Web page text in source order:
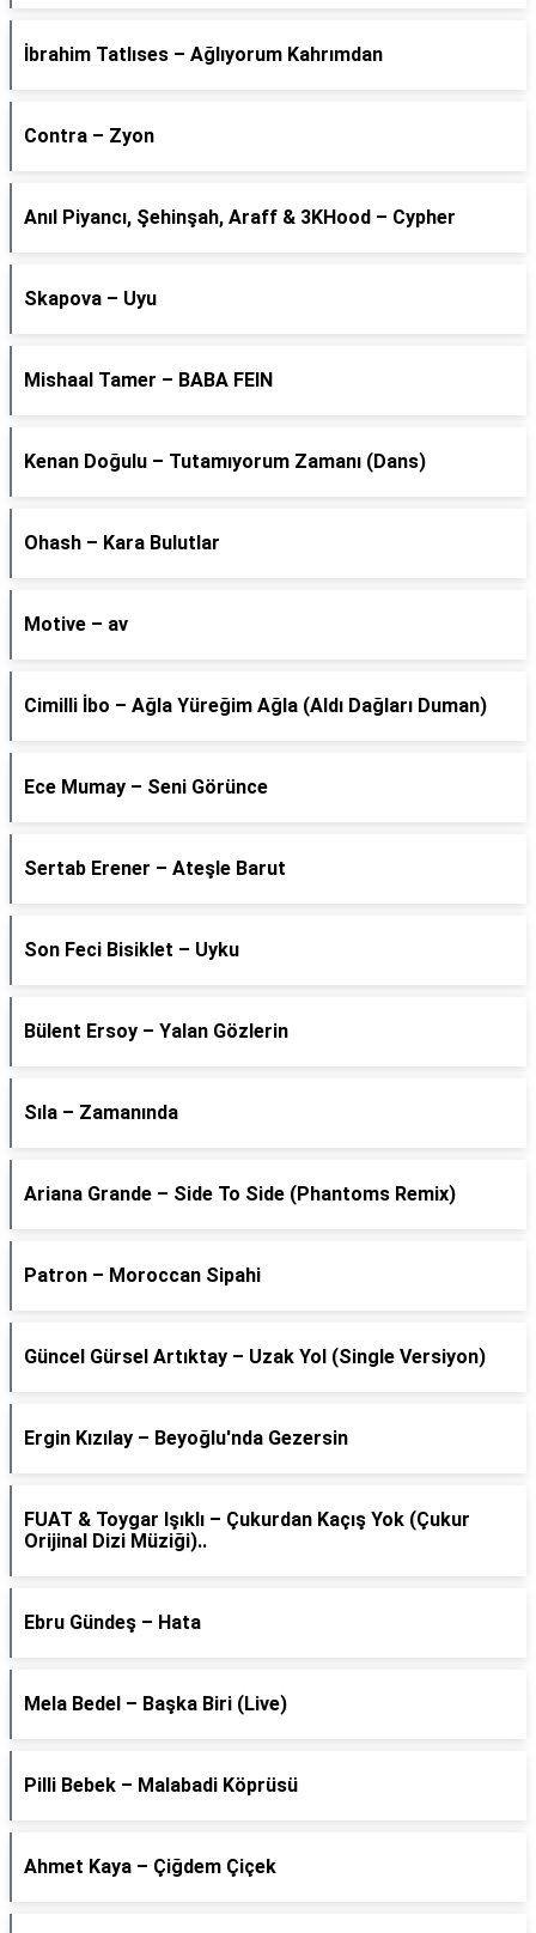
İbrahim Tatlıses – Ağlıyorum Kahrımdan
Contra – Zyon
Anıl Piyancı, Şehinşah, Araff & 3KHood – Cypher
Skapova – Uyu
Mishaal Tamer – BABA FEIN
Kenan Doğulu – Tutamıyorum Zamanı (Dans)
Ohash – Kara Bulutlar
Motive – av
Cimilli İbo – Ağla Yüreğim Ağla (Aldı Dağları Duman)
Ece Mumay – Seni Görünce
Sertab Erener – Ateşle Barut
Son Feci Bisiklet – Uyku
Bülent Ersoy – Yalan Gözlerin
Sıla – Zamanında
Ariana Grande – Side To Side (Phantoms Remix)
Patron – Moroccan Sipahi
Güncel Gürsel Artıktay – Uzak Yol (Single Versiyon)
Ergin Kızılay – Beyoğlu'nda Gezersin
FUAT & Toygar Işıklı – Çukurdan Kaçış Yok (Çukur
Orijinal Dizi Müziği)..
Ebru Gündeş – Hata
Mela Bedel – Başka Biri (Live)
Pilli Bebek – Malabadi Köprüsü
Ahmet Kaya – Çiğdem Çiçek